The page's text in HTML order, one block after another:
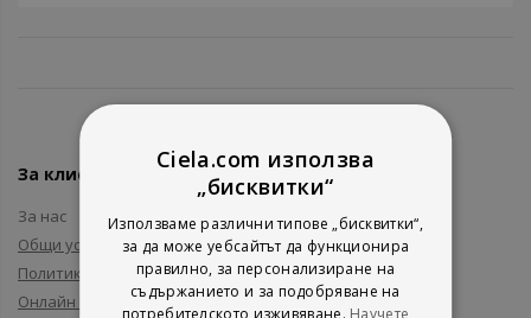
За клиенти
За нас
Общи условия
Политика за поверителност
Онлайн решаване на спорове
Ciela.com използва
„бисквитки“
Използваме различни типове „бисквитки“,
за да може уебсайтът да функционира
правилно, за персонализиране на
съдържанието и за подобряване на
потребителското изживяване. Научете